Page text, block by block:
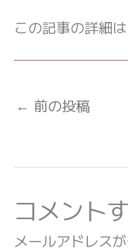
この記事の詳細
← 前の投稿
コメント
メールアドレス